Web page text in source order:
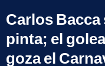
Carlos
pinta; el
goza el